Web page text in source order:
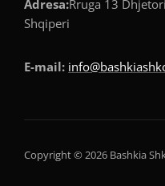
Adresa:Rruga 13
Shqiperi
E-mail:
Copyright © 2026 Bashkia